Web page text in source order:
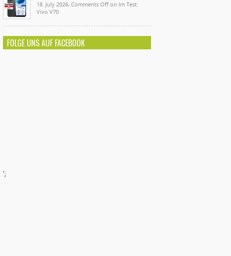
18. July 2026, Comments Off on Im Test:
Vivo V70
FOLGE UNS AUF FACEBOOK
';